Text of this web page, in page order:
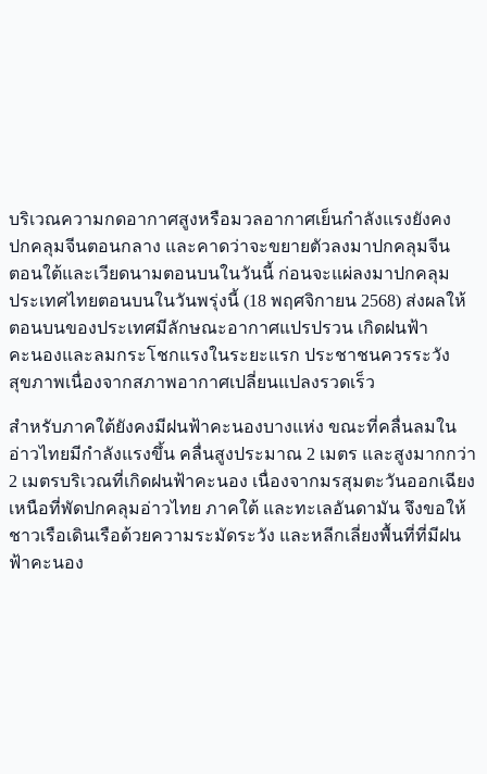
บริเวณความกดอากาศสูงหรือมวลอากาศเย็นกำลังแรงยังคง
ปกคลุมจีนตอนกลาง และคาดว่าจะขยายตัวลงมาปกคลุมจีน
ตอนใต้และเวียดนามตอนบนในวันนี้ ก่อนจะแผ่ลงมาปกคลุม
ประเทศไทยตอนบนในวันพรุ่งนี้ (18 พฤศจิกายน 2568) ส่งผลให้
ตอนบนของประเทศมีลักษณะอากาศแปรปรวน เกิดฝนฟ้า
คะนองและลมกระโชกแรงในระยะแรก ประชาชนควรระวัง
สุขภาพเนื่องจากสภาพอากาศเปลี่ยนแปลงรวดเร็ว
สำหรับภาคใต้ยังคงมีฝนฟ้าคะนองบางแห่ง ขณะที่คลื่นลมใน
อ่าวไทยมีกำลังแรงขึ้น คลื่นสูงประมาณ 2 เมตร และสูงมากกว่า
2 เมตรบริเวณที่เกิดฝนฟ้าคะนอง เนื่องจากมรสุมตะวันออกเฉียง
เหนือที่พัดปกคลุมอ่าวไทย ภาคใต้ และทะเลอันดามัน จึงขอให้
ชาวเรือเดินเรือด้วยความระมัดระวัง และหลีกเลี่ยงพื้นที่ที่มีฝน
ฟ้าคะนอง